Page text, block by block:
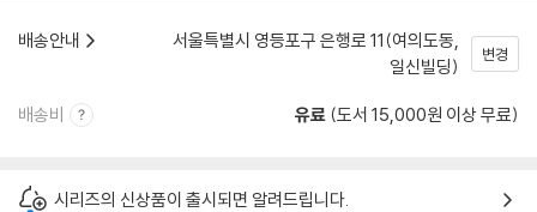
배송안내
서울특별시 영등포구 은행로 11(여의도동,
일신빌딩)
변경
배송비 유료 (도서 15,000원 이상 무료)
시리즈의 신상품이 출시되면 알려드립니다.